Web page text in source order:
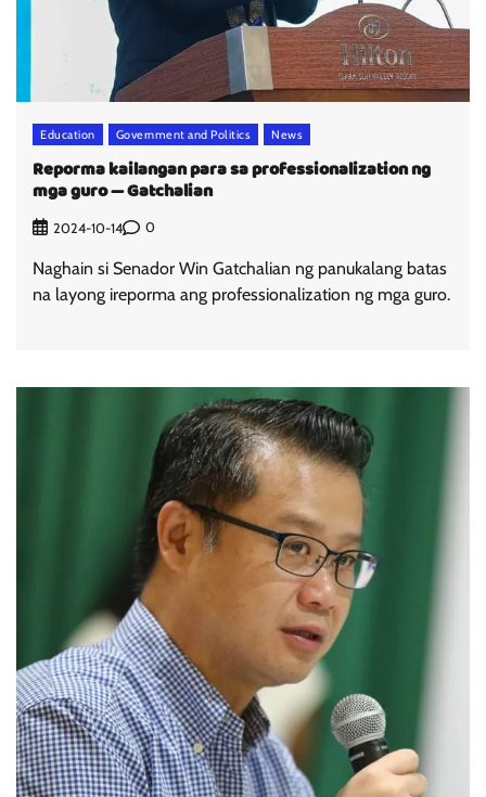
Education Government and Politics News
Reporma kailangan para sa professionalization ng
mga guro — Gatchalian
2024-10-14 0
Naghain si Senador Win Gatchalian ng panukalang batas
na layong ireporma ang professionalization ng mga guro.